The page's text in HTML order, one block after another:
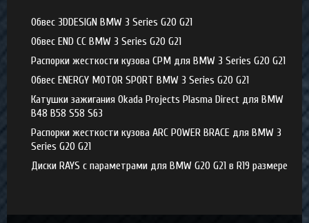
Обвес 3DDESIGN BMW 3 Series G20 G21
Обвес END CC BMW 3 Series G20 G21
Распорки жесткости кузова CPM для BMW 3 Series G20 G21
Обвес ENERGY MOTOR SPORT BMW 3 Series G20 G21
Катушки зажигания Okada Projects Plasma Direct для BMW
B48 B58 S58 S63
Распорки жесткости кузова ARC POWER BRACE для BMW 3
Series G20 G21
Диски RAYS с параметрами для BMW G20 G21 в R19 размере